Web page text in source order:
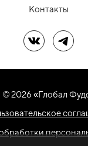
Контакты
Мы в ВКМы в
© 2026 «Глобал